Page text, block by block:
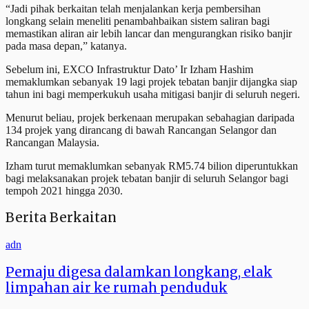
“Jadi pihak berkaitan telah menjalankan kerja pembersihan
longkang selain meneliti penambahbaikan sistem saliran bagi
memastikan aliran air lebih lancar dan mengurangkan risiko banjir
pada masa depan,” katanya.
Sebelum ini, EXCO Infrastruktur Dato’ Ir Izham Hashim
memaklumkan sebanyak 19 lagi projek tebatan banjir dijangka siap
tahun ini bagi memperkukuh usaha mitigasi banjir di seluruh negeri.
Menurut beliau, projek berkenaan merupakan sebahagian daripada
134 projek yang dirancang di bawah Rancangan Selangor dan
Rancangan Malaysia.
Izham turut memaklumkan sebanyak RM5.74 bilion diperuntukkan
bagi melaksanakan projek tebatan banjir di seluruh Selangor bagi
tempoh 2021 hingga 2030.
Berita Berkaitan
adn
Pemaju digesa dalamkan longkang, elak
limpahan air ke rumah penduduk